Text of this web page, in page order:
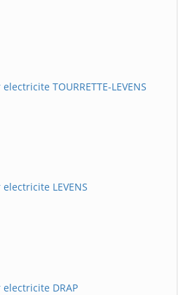
TOURRETTE-LEVENS
LEVENS
DRAP